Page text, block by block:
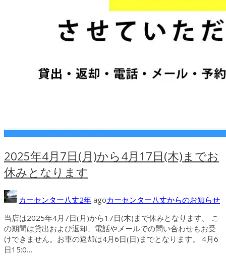
2025年4月7日(月)から4月17日(木)までお
休みとなります
カーセンター八丈2年 agoカーセンター八丈からのお知らせ
当店は2025年4月7日(月)から17日(木)まで休みとなります。 こ
の期間は貸出および返却、電話やメールでの問い合わせもお受
けできません。お車の返却は4月6日(日)までとなります。 4月6
日15:0…